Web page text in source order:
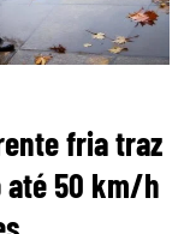
fria traz
até 50 km/h